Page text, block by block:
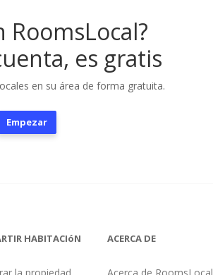
RoomsLocal?
es gratis
en su área de forma gratuita.
Empezar
HABITACIóN ACERCA DE